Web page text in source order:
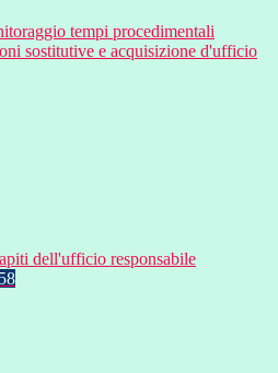
tempi procedimentali
sostitutive e acquisizione d'ufficio
dell'ufficio responsabile